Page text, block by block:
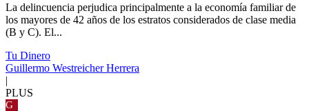
La delincuencia perjudica principalmente a la economía familiar de
los mayores de 42 años de los estratos considerados de clase media
(B y C). El...
Tu Dinero
Guillermo Westreicher Herrera
|
PLUS
G